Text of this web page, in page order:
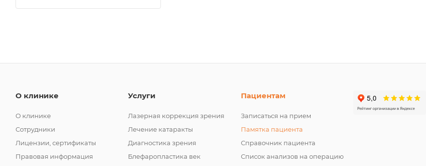
О клинике
О клинике
Сотрудники
Лицензии, сертификаты
Правовая информация
Услуги
Лазерная коррекция зрения
Лечение катаракты
Диагностика зрения
Блефаропластика век
Пациентам
Записаться на прием
Памятка пациента
Справочник пациента
Список анализов на операцию